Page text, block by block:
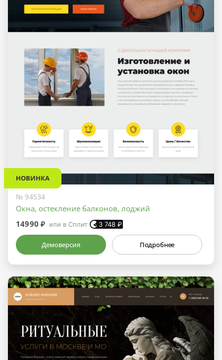
НОВИНКА
№ 94534
Окна, остекление балконов, лоджий
14990 ₽ или в Сплит 3 748 ₽
Демоверсия Подробнее